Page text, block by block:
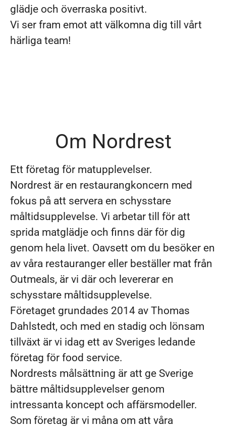
glädje och överraska positivt.
Vi ser fram emot att välkomna dig till vårt
härliga team!
Om Nordrest
Ett företag för matupplevelser.
Nordrest är en restaurangkoncern med
fokus på att servera en schysstare
måltidsupplevelse. Vi arbetar till för att
sprida matglädje och finns där för dig
genom hela livet. Oavsett om du besöker en
av våra restauranger eller beställer mat från
Outmeals, är vi där och levererar en
schysstare måltidsupplevelse.
Företaget grundades 2014 av Thomas
Dahlstedt, och med en stadig och lönsam
tillväxt är vi idag ett av Sveriges ledande
företag för food service.
Nordrests målsättning är att ge Sverige
bättre måltidsupplevelser genom
intressanta koncept och affärsmodeller.
Som företag är vi måna om att våra